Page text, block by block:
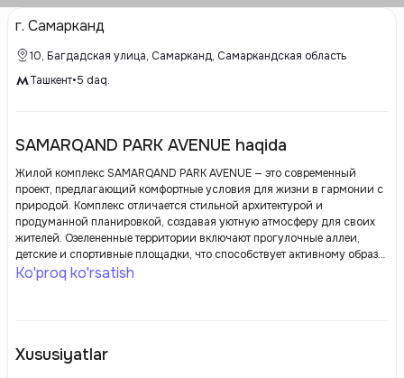
г. Самарканд
10, Багдадская улица, Самарканд, Самаркандская область
Ташкент•5 daq.
SAMARQAND PARK AVENUE haqida
Жилой комплекс SAMARQAND PARK AVENUE — это современный
проект, предлагающий комфортные условия для жизни в гармонии с
природой. Комплекс отличается стильной архитектурой и
продуманной планировкой, создавая уютную атмосферу для своих
жителей. Озелененные территории включают прогулочные аллеи,
детские и спортивные площадки, что способствует активному образу
жизни и семейному отдыху. Удобная инфраструктура в шаговой
Ko'proq ko'rsatish
Xususiyatlar